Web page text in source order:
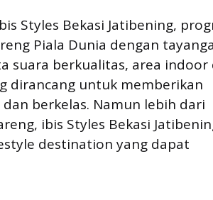
Styles Bekasi Jatibening,
Piala Dunia dengan
suara berkualitas, area indoor
dirancang untuk memberikan
berkelas. Namun lebih dari
ibis Styles Bekasi
destination yang dapat